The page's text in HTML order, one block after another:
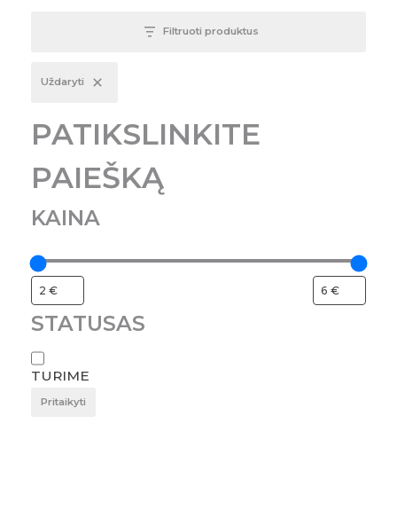
Filtruoti produktus
Uždaryti
PATIKSLINKITE
PAIEŠKĄ
KAINA
STATUSAS
TURIME
Pritaikyti